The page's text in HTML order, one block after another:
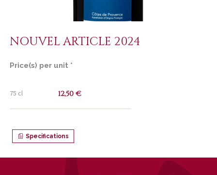
NOUVEL ARTICLE 2024
Specifications
Price(s) per unit *
75 cl 12,50 €